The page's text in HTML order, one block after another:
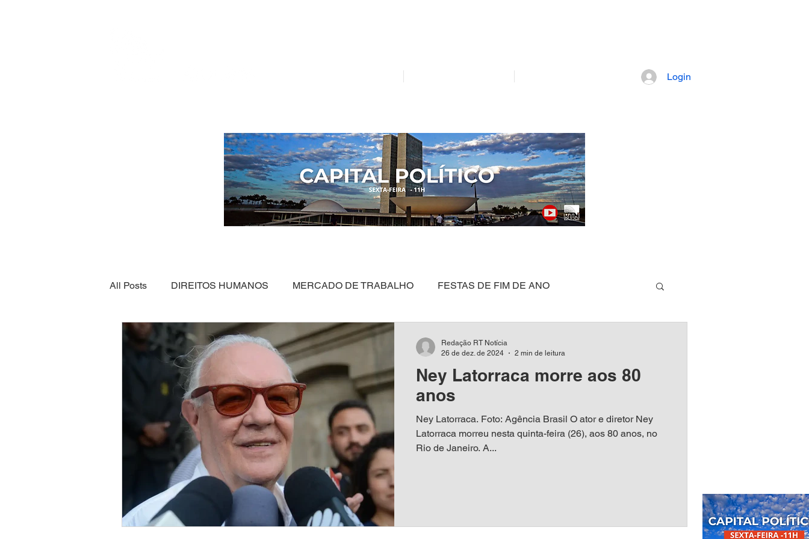
Login
All Posts DIREITOS HUMANOS MERCADO DE TRABALHO FESTAS DE FIM DE ANO
SEGURANÇA ALIMENTAR CULTURA POLÍTICA
ECONOMIA ESPORTE ARTIGO NITERÓI BRASIL MEIO AMBIENTE
INTERNACIONAL EMPRESAS E NEGÓCIOS MARICÁ COLUNISTAS VIDA SAUDÁVEL
SEGURANÇA PÚBLICA ANISTIA DISFARÇADA?
CLIMA ESPIRITUALIDADE MULHER DIREITO ANIMAL MÍDIA
Ney Latorraca morre aos 80
anos
Ney Latorraca. Foto: Agência Brasil O ator e diretor Ney
Latorraca morreu nesta quinta-feira (26), aos 80 anos, no
Rio de Janeiro. A...
Redação RT Notícia
26 de dez. de 2024
2 min de leitura